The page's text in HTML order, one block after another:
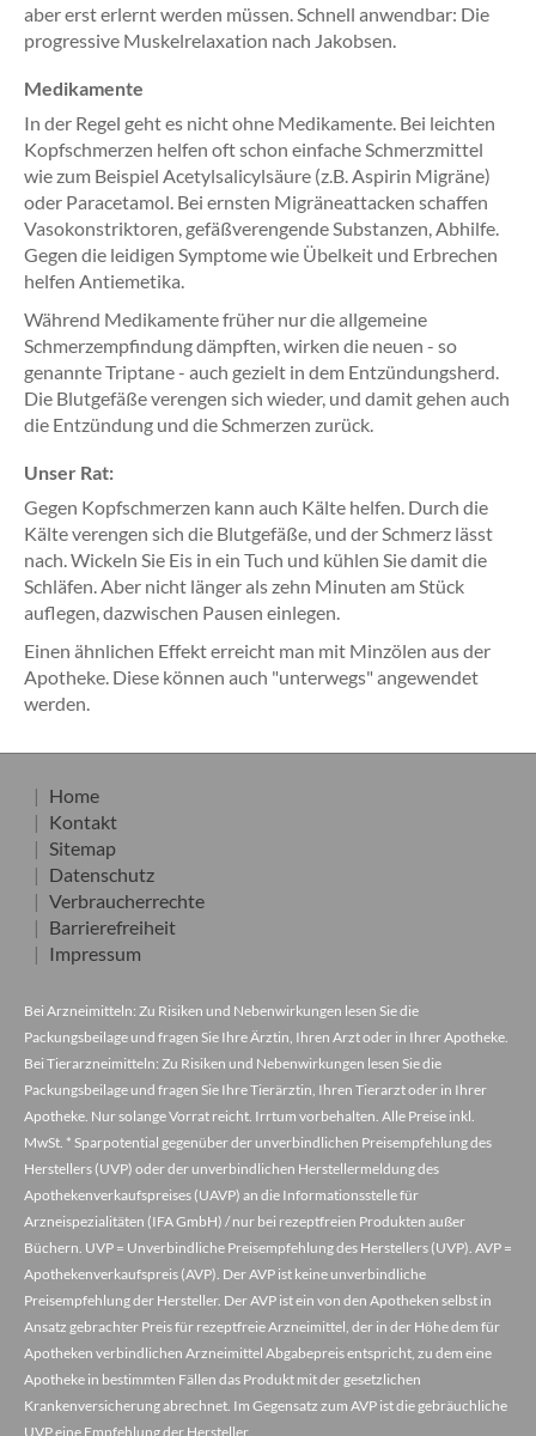
aber erst erlernt werden müssen. Schnell anwendbar: Die
progressive Muskelrelaxation nach Jakobsen.
Medikamente
In der Regel geht es nicht ohne Medikamente. Bei leichten
Kopfschmerzen helfen oft schon einfache Schmerzmittel
wie zum Beispiel Acetylsalicylsäure (z.B. Aspirin Migräne)
oder Paracetamol. Bei ernsten Migräneattacken schaffen
Vasokonstriktoren, gefäßverengende Substanzen, Abhilfe.
Gegen die leidigen Symptome wie Übelkeit und Erbrechen
helfen Antiemetika.
Während Medikamente früher nur die allgemeine
Schmerzempfindung dämpften, wirken die neuen - so
genannte Triptane - auch gezielt in dem Entzündungsherd.
Die Blutgefäße verengen sich wieder, und damit gehen auch
die Entzündung und die Schmerzen zurück.
Unser Rat:
Gegen Kopfschmerzen kann auch Kälte helfen. Durch die
Kälte verengen sich die Blutgefäße, und der Schmerz lässt
nach. Wickeln Sie Eis in ein Tuch und kühlen Sie damit die
Schläfen. Aber nicht länger als zehn Minuten am Stück
auflegen, dazwischen Pausen einlegen.
Einen ähnlichen Effekt erreicht man mit Minzölen aus der
Apotheke. Diese können auch "unterwegs" angewendet
werden.
Home
Kontakt
Sitemap
Datenschutz
Verbraucherrechte
Barrierefreiheit
Impressum
Bei Arzneimitteln: Zu Risiken und Nebenwirkungen lesen Sie die
Packungsbeilage und fragen Sie Ihre Ärztin, Ihren Arzt oder in Ihrer Apotheke.
Bei Tierarzneimitteln: Zu Risiken und Nebenwirkungen lesen Sie die
Packungsbeilage und fragen Sie Ihre Tierärztin, Ihren Tierarzt oder in Ihrer
Apotheke. Nur solange Vorrat reicht. Irrtum vorbehalten. Alle Preise inkl.
MwSt. * Sparpotential gegenüber der unverbindlichen Preisempfehlung des
Herstellers (UVP) oder der unverbindlichen Herstellermeldung des
Apothekenverkaufspreises (UAVP) an die Informationsstelle für
Arzneispezialitäten (IFA GmbH) / nur bei rezeptfreien Produkten außer
Büchern. UVP = Unverbindliche Preisempfehlung des Herstellers (UVP). AVP =
Apothekenverkaufspreis (AVP). Der AVP ist keine unverbindliche
Preisempfehlung der Hersteller. Der AVP ist ein von den Apotheken selbst in
Ansatz gebrachter Preis für rezeptfreie Arzneimittel, der in der Höhe dem für
Apotheken verbindlichen Arzneimittel Abgabepreis entspricht, zu dem eine
Apotheke in bestimmten Fällen das Produkt mit der gesetzlichen
Krankenversicherung abrechnet. Im Gegensatz zum AVP ist die gebräuchliche
UVP eine Empfehlung der Hersteller.